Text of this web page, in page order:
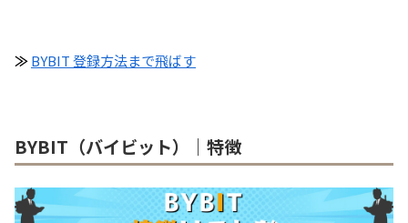
≫BYBIT 登録方法まで飛ばす
BYBIT（バイビット）｜特徴